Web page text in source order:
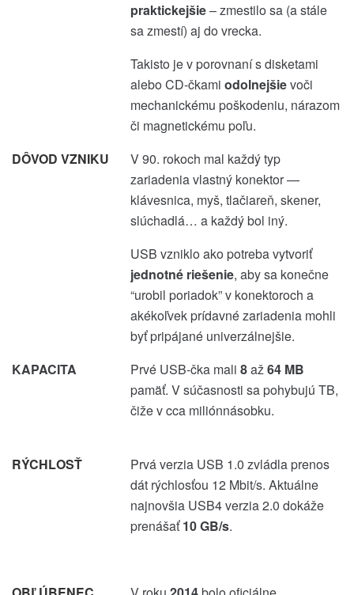
praktickejšie– zmestilo sa (a stále
sa zmestí) aj do vrecka.
Takisto je v porovnaní s disketami
alebo CD-čkami odolnejšievoči
mechanickému poškodeniu, nárazom
či magnetickému poľu.
DÔVOD VZNIKU
V 90. rokoch mal každý typ
zariadenia vlastný konektor —
klávesnica, myš, tlačiareň, skener,
slúchadlá… a každý bol iný.
USB vzniklo ako potreba vytvoriť
jednotné riešenie, aby sa konečne
“urobil poriadok” v konektoroch a
akékoľvek prídavné zariadenia mohli
byť pripájané univerzálnejšie.
KAPACITA
Prvé USB-čka mali 8až64 MB
pamäť. V súčasnosti sa pohybujú TB,
čiže v cca miliónnásobku.
RÝCHLOSŤ
Prvá verzia USB 1.0 zvládla prenos
dát rýchlosťou 12 Mbit/s. Aktuálne
najnovšia USB4 verzia 2.0 dokáže
prenášať10 GB/s.